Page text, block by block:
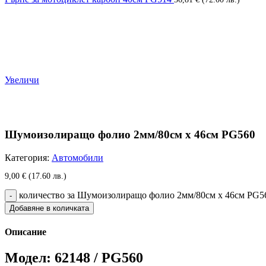
Увеличи
Шумоизолиращо фолио 2мм/80см x 46см PG560
Категория: Автомобили
9,00 € (17.60 лв.)
количество за Шумоизолиращо фолио 2мм/80см x 46см
Добавяне в количката
Описание
Модел: 62148 / PG560